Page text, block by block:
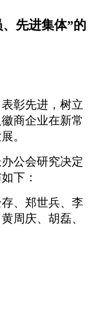
先进集体”的
彰先进，树立
商企业在新常
。
公会研究决定
下：
、郑世兵、李
周庆、胡磊、